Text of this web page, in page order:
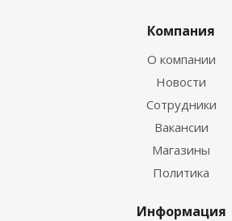
Компания
О компании
Новости
Сотрудники
Вакансии
Магазины
Политика
Информация